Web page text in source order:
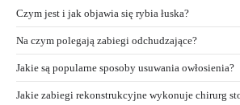
Czym jest i jak objawia się rybia łuska?
Na czym polegają zabiegi odchudzające?
Jakie są popularne sposoby usuwania owłosienia?
Jakie zabiegi rekonstrukcyjne wykonuje chirurg